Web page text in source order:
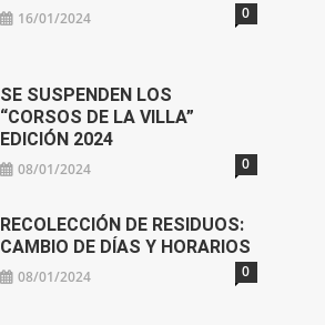
16/01/2024 0
SE SUSPENDEN LOS
“CORSOS DE LA VILLA”
EDICIÓN 2024
08/01/2024 0
RECOLECCIÓN DE RESIDUOS:
CAMBIO DE DÍAS Y HORARIOS
08/01/2024 0